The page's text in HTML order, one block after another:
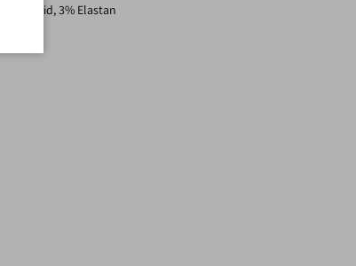
Polyamid, 3% Elastan